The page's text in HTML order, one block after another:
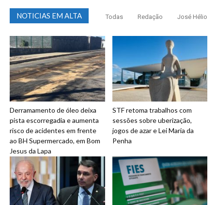
NOTICIAS EM ALTA Todas Redação José Hélio
Derramamento de óleo deixa
pista escorregadia e aumenta
risco de acidentes em frente
ao BH Supermercado, em Bom
Jesus da Lapa
STF retoma trabalhos com
sessões sobre uberização,
jogos de azar e Lei Maria da
Penha